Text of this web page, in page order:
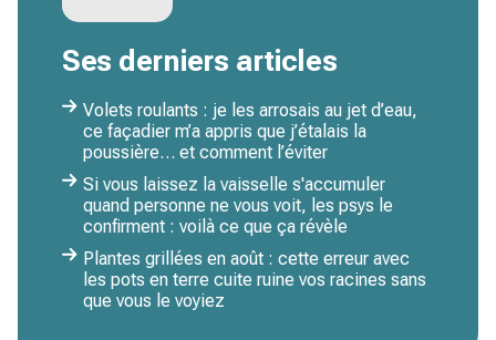
Ses derniers articles
Volets roulants : je les arrosais au jet d’eau,
ce façadier m’a appris que j’étalais la
poussière… et comment l’éviter
Si vous laissez la vaisselle s'accumuler
quand personne ne vous voit, les psys le
confirment : voilà ce que ça révèle
Plantes grillées en août : cette erreur avec
les pots en terre cuite ruine vos racines sans
que vous le voyiez